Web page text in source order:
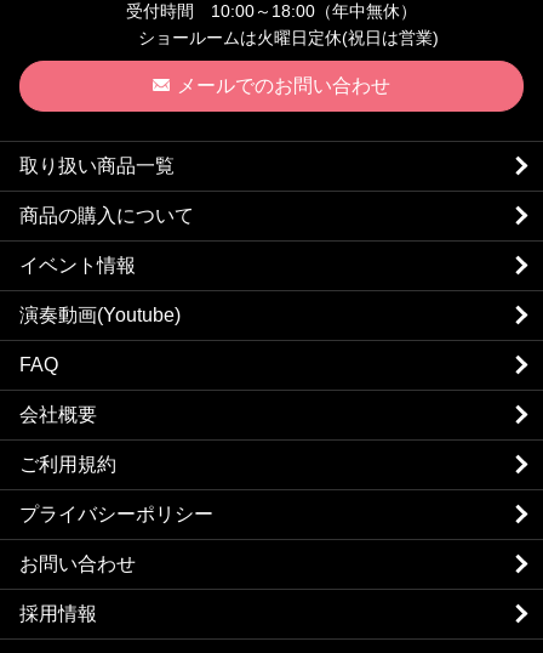
受付時間 10:00～18:00（年中無休）
ショールームは火曜日定休(祝日は営業)
メールでのお問い合わせ
取り扱い商品一覧
商品の購入について
イベント情報
演奏動画(Youtube)
FAQ
会社概要
ご利用規約
プライバシーポリシー
お問い合わせ
採用情報